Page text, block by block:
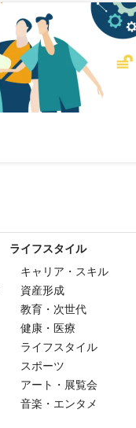
ライフスタイル
キャリア・スキル
資産形成
教育・次世代
健康・医療
ライフスタイル
スポーツ
アート・展覧会
音楽・エンタメ